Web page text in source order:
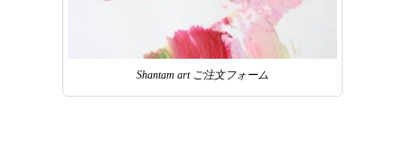
Shantam art ご注文フォーム